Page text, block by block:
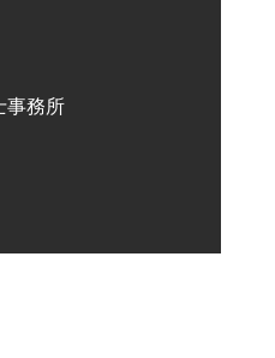
事務所